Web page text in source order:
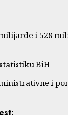
i 528
BiH.
i